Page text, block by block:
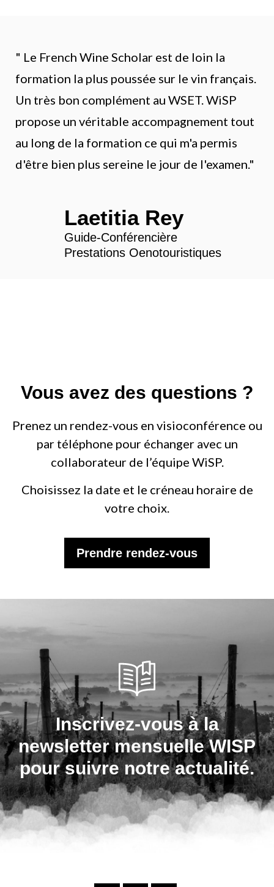
" Le French Wine Scholar est de loin la
formation la plus poussée sur le vin français.
Un très bon complément au WSET. WiSP
propose un véritable accompagnement tout
au long de la formation ce qui m'a permis
d'être bien plus sereine le jour de l'examen."
Laetitia Rey
Guide-Conférencière
Prestations Oenotouristiques
Vous avez des questions ?
Prenez un rendez-vous en visioconférence ou
par téléphone pour échanger avec un
collaborateur de l’équipe WiSP.
Choisissez la date et le créneau horaire de
votre choix.
Prendre rendez-vous
Inscrivez-vous à la
newsletter mensuelle WISP
pour suivre notre actualité.